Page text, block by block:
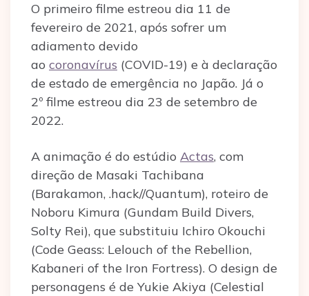
O primeiro filme estreou dia 11 de
fevereiro de 2021, após sofrer um
adiamento devido
ao coronavírus (COVID-19) e à declaração
de estado de emergência no Japão. Já o
2º filme estreou dia 23 de setembro de
2022.
A animação é do estúdio Actas, com
direção de Masaki Tachibana
(Barakamon, .hack//Quantum), roteiro de
Noboru Kimura (Gundam Build Divers,
Solty Rei), que substituiu Ichiro Okouchi
(Code Geass: Lelouch of the Rebellion,
Kabaneri of the Iron Fortress). O design de
personagens é de Yukie Akiya (Celestial